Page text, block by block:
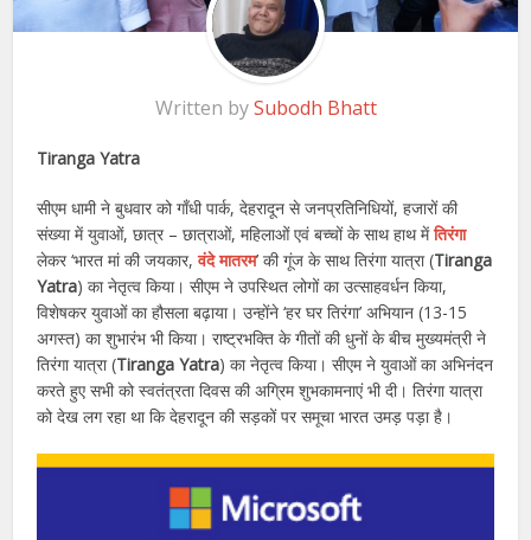
Written bySubodh Bhatt
Tiranga Yatra
सीएम धामी ने बुधवार को गाँधी पार्क, देहरादून से जनप्रतिनिधियों, हजारों की
संख्या में युवाओं, छात्र – छात्राओं, महिलाओं एवं बच्चों के साथ हाथ मेंतिरंगा
लेकर ‘भारत मां की जयकार,वंदे मातरम’ की गूंज के साथ तिरंगा यात्रा (Tiranga
Yatra) का नेतृत्व किया। सीएम ने उपस्थित लोगों का उत्साहवर्धन किया,
विशेषकर युवाओं का हौसला बढ़ाया। उन्होंने ‘हर घर तिरंगा’ अभियान (13-15
अगस्त) का शुभारंभ भी किया। राष्ट्रभक्ति के गीतों की धुनों के बीच मुख्यमंत्री ने
तिरंगा यात्रा (Tiranga Yatra) का नेतृत्व किया। सीएम ने युवाओं का अभिनंदन
करते हुए सभी को स्वतंत्रता दिवस की अग्रिम शुभकामनाएं भी दी। तिरंगा यात्रा
को देख लग रहा था कि देहरादून की सड़कों पर समूचा भारत उमड़ पड़ा है।